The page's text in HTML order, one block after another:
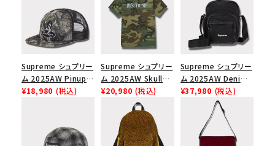
Supreme シュプリー
ム 2025AW Pinup
Mesh Back 5-Panel
ップ トゥルーティン
バーHTC フォールカ
¥18,980 (税込)
Supreme シュプリー
ム 2025AW Skull
Tee スカル Tシャ
ツ ウッドランドカモ
¥20,980 (税込)
Supreme シュプリー
ム 2025AW Denim
Shoulder Bag デニ
ム ショルダーバッグ
¥37,980 (税込)